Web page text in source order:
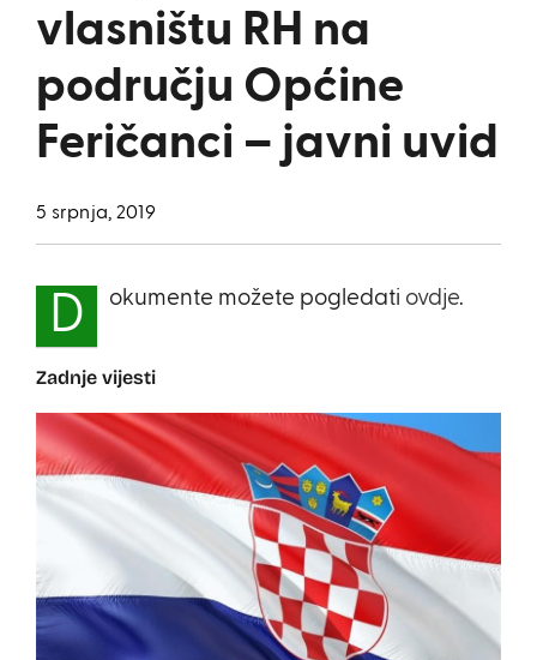
vlasništu RH na
području Općine
Feričanci – javni uvid
5 srpnja, 2019
D okumente možete pogledati ovdje.
Zadnje vijesti